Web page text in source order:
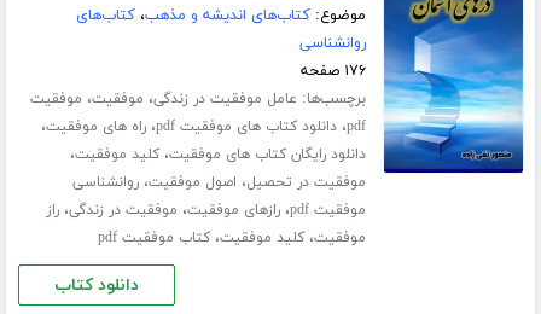
موضوع:کتاب‌های اندیشه و مذهب،کتاب‌های
روانشناسی
۱۷۶ صفحه
برچسب‌ها: عامل موفقیت در زندگی، موفقیت، موفقیت
pdf،دانلود کتاب های موفقیت pdf ،راه های موفقیت،
دانلود رایگان کتاب های موفقیت،کلید موفقیت،
موفقیت در تحصیل، اصول موفقیت،روانشناسی
موفقیت pdf
،رازهای موفقیت، موفقیت در زندگی،راز
موفقیت،کلید موفقیت،کتاب موفقیت pdf
دانلود کتاب